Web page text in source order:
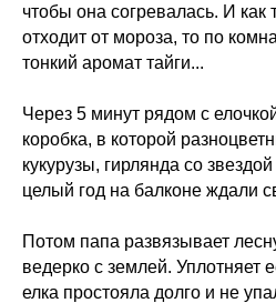
чтобы она согревалась. И как
отходит от мороза, то по
тонкий аромат тайги...
Через 5 минут рядом с
коробка, в которой
кукурузы, гирлянда со
целый год на балконе ждали
Потом папа развязывает
ведерко с землей. Уплотняет
елка простояла долго и не